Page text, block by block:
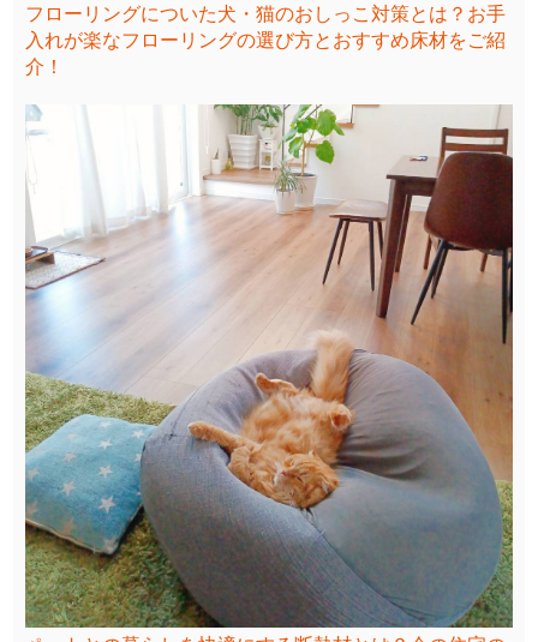
フローリングについた犬・猫のおしっこ対策とは？お手
入れが楽なフローリングの選び方とおすすめ床材をご紹
介！